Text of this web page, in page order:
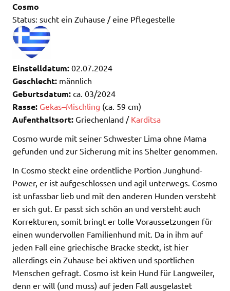
Cosmo
Status: sucht ein Zuhause / eine Pflegestelle
Einstelldatum: 02.07.2024
Geschlecht: männlich
Geburtsdatum: ca. 03/2024
Rasse: Gekas–Mischling (ca. 59 cm)
Aufenthaltsort: Griechenland / Karditsa
Cosmo wurde mit seiner Schwester Lima ohne Mama
gefunden und zur Sicherung mit ins Shelter genommen.
In Cosmo steckt eine ordentliche Portion Junghund-
Power, er ist aufgeschlossen und agil unterwegs. Cosmo
ist unfassbar lieb und mit den anderen Hunden versteht
er sich gut. Er passt sich schön an und versteht auch
Korrekturen, somit bringt er tolle Voraussetzungen für
einen wundervollen Familienhund mit. Da in ihm auf
jeden Fall eine griechische Bracke steckt, ist hier
allerdings ein Zuhause bei aktiven und sportlichen
Menschen gefragt. Cosmo ist kein Hund für Langweiler,
denn er will (und muss) auf jeden Fall ausgelastet